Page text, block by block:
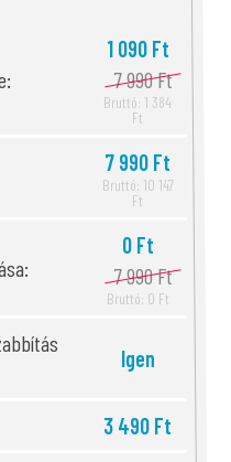
1 090 Ft
7 990 Ft
Bruttó: 1 384
Ft
7 990 Ft
Bruttó: 10 147
Ft
0 Ft
7 990 Ft
Bruttó: 0 Ft
Igen
3 490 Ft